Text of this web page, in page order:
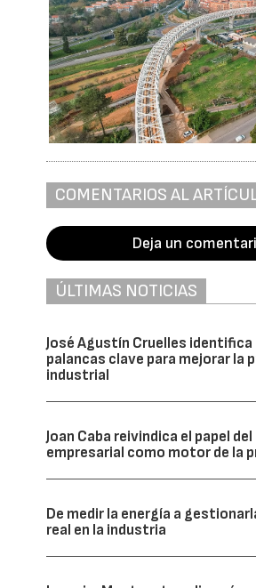
COMENTARIOS AL
Deja un
ÚLTIMAS NOTICIAS
José Agustín Cruelles identifica
palancas clave para mejorar la
industrial
Joan Caba reivindica el papel
empresarial como motor de la
De medir la energía a
real en la industria